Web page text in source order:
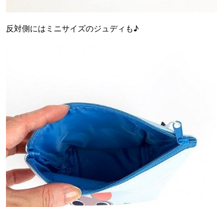
反対側にはミニサイズのジュディも♪